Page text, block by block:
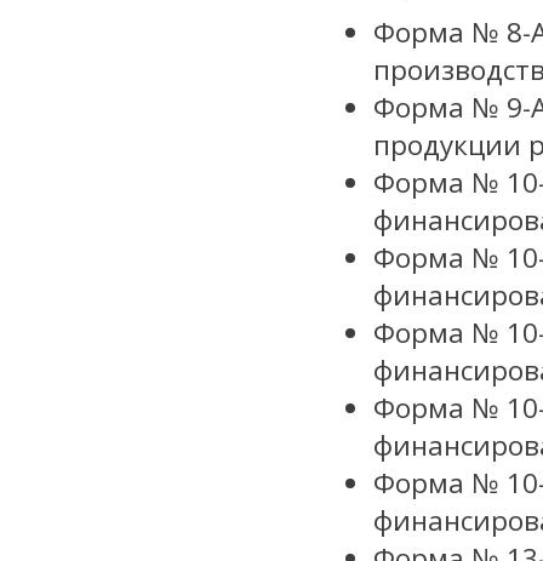
Форма № 8-
Форма № 9-
продукции
Форма № 10-
Форма № 10-
Форма № 10-
Форма №
Форма № 10-